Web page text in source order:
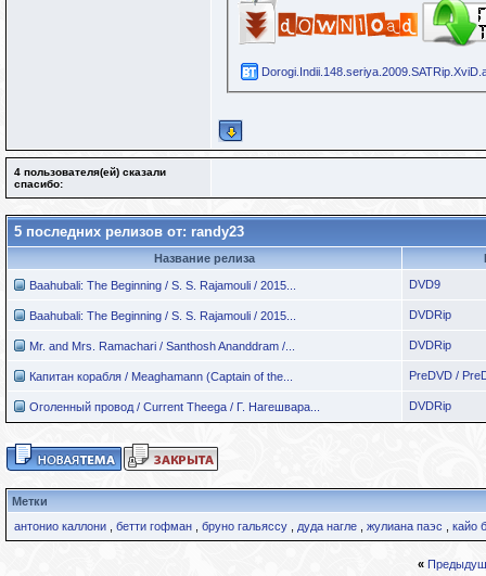
4 пользователя(ей) сказали
cпасибо:
5 последних релизов от: randy23
Название релиза
Baahubali: The Beginning / S. S. Rajamouli / 2015... DVD9
Baahubali: The Beginning / S. S. Rajamouli / 2015... DVDRip
Mr. and Mrs. Ramachari / Santhosh Ananddram /... DVDRip
Капитан корабля / Meaghamann (Captain of the... PreDVD /
Оголенный провод / Current Theega / Г. Нагешвара... DVDRip
Метки
антонио каллони
бетти гофман бруно гальяссу дуда нагле жулиана паэс кайо
«